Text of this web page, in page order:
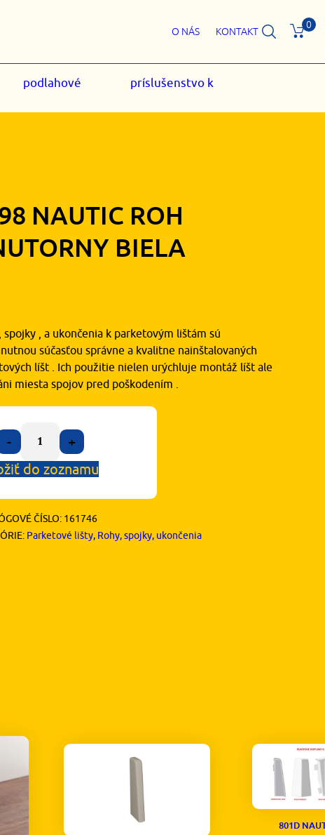
O NÁS KONTAKT
0
podlahové príslušenstvo k
NAUTIC ROH
BIELA
spojky , a ukončenia k parketovým lištám sú
súčasťou správne a kvalitne nainštalovaných
líšt . Ich použitie nielen urýchluje montáž líšt ale
miesta spojov pred poškodením .
-
+
do zoznamu
ČÍSLO: 161746
Parketové lišty, Rohy, spojky, ukončenia
801D